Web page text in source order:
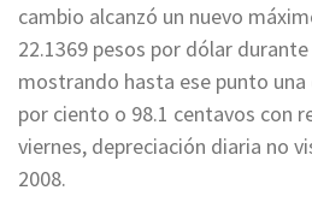
cambio alcanzó un nuevo
22.1369 pesos por dólar
mostrando hasta ese punto una
por ciento o 98.1 centavos con
viernes, depreciación diaria no
2008.